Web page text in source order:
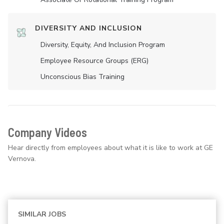
DIVERSITY AND INCLUSION
Diversity, Equity, And Inclusion Program
Employee Resource Groups (ERG)
Unconscious Bias Training
Company Videos
Hear directly from employees about what it is like to work at GE
Vernova.
SIMILAR JOBS